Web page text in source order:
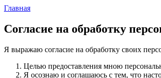
Главная
Согласие на обработку
Я выражаю согласие на обработку своих
Целью предоставления мною
Я осознаю и соглашаюсь с тем, что